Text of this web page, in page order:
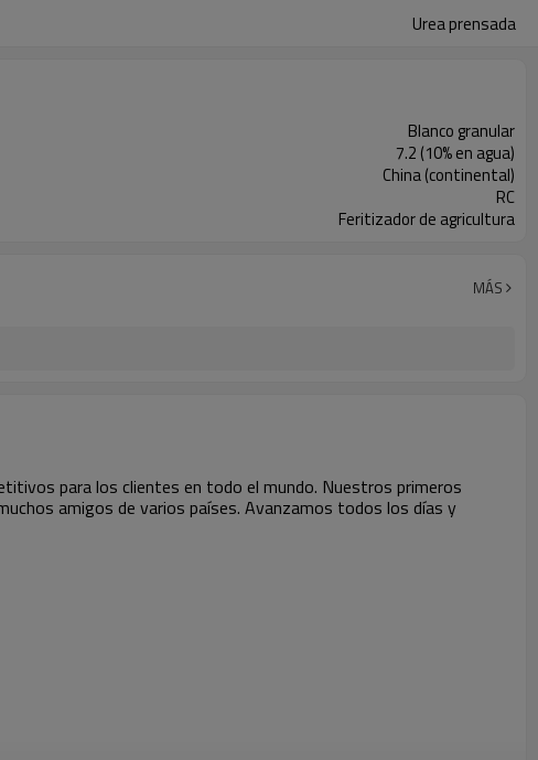
Urea prensada
Blanco granular
7.2 (10% en agua)
China (continental)
RC
Feritizador de agricultura
MÁS
para los clientes en todo el mundo. Nuestros primeros
amigos de varios países. Avanzamos todos los días y